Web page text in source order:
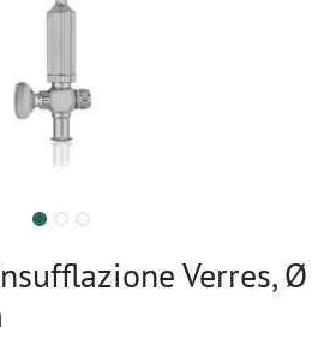
Verres, Ø